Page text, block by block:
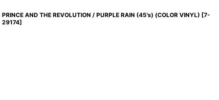
PRINCE AND THE REVOLUTION / PURPLE RAIN (45's) (COLOR VINYL) [7-
29174]